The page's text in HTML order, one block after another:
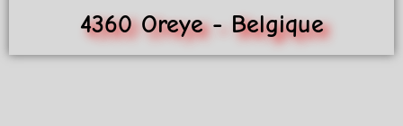
4360 Oreye - Belgique